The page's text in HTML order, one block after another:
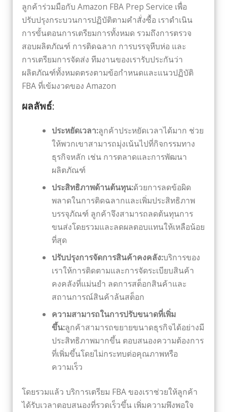
ลูกค้าร่วมมือกับ Amazon FBA Prep Service เพื่อ
ปรับปรุงกระบวนการปฏิบัติตามคำสั่งซื้อ เราดำเนิน
การขั้นตอนการเตรียมการทั้งหมด รวมถึงการตรวจ
สอบผลิตภัณฑ์ การติดฉลาก การบรรจุหีบห่อ และ
การเตรียมการจัดส่ง ทีมงานของเรารับประกันว่า
ผลิตภัณฑ์ทั้งหมดตรงตามข้อกำหนดและแนวปฏิบัติ
FBA ที่เข้มงวดของ Amazon
ผลลัพธ์:
ประหยัดเวลา:ลูกค้าประหยัดเวลาได้มาก ช่วย
ให้พวกเขาสามารถมุ่งเน้นไปที่กิจกรรมทาง
ธุรกิจหลัก เช่น การตลาดและการพัฒนา
ผลิตภัณฑ์
ประสิทธิภาพด้านต้นทุน:ด้วยการลดข้อผิด
พลาดในการติดฉลากและเพิ่มประสิทธิภาพ
บรรจุภัณฑ์ ลูกค้าจึงสามารถลดต้นทุนการ
ขนส่งโดยรวมและลดผลตอบแทนให้เหลือน้อย
ที่สุด
ปรับปรุงการจัดการสินค้าคงคลัง:บริการของ
เราให้การติดตามและการจัดระเบียบสินค้า
คงคลังที่แม่นยำ ลดการสต็อกสินค้าและ
สถานการณ์สินค้าล้นสต็อก
ความสามารถในการปรับขนาดที่เพิ่ม
ขึ้น:ลูกค้าสามารถขยายขนาดธุรกิจได้อย่างมี
ประสิทธิภาพมากขึ้น ตอบสนองความต้องการ
ที่เพิ่มขึ้นโดยไม่กระทบต่อคุณภาพหรือ
ความเร็ว
โดยรวมแล้ว บริการเตรียม FBA ของเราช่วยให้ลูกค้า
ได้รับเวลาตอบสนองที่รวดเร็วขึ้น เพิ่มความพึงพอใจ